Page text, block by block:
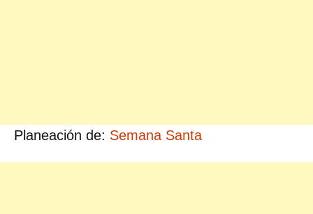
Planeación de: Semana Santa